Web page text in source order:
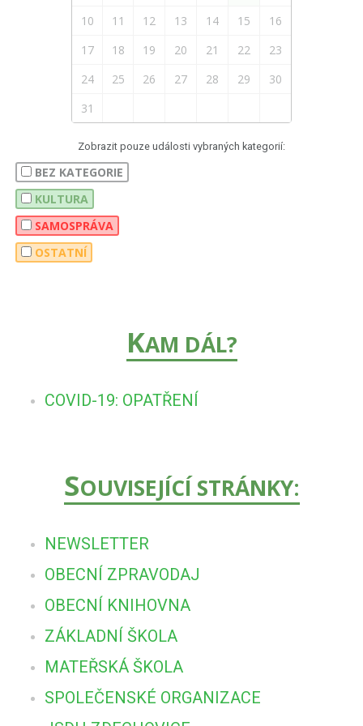
10
11 12 13 14 15
16
17
18 19 20 21 22
23
24
25 26 27 28 29
30
31
Zobrazit pouze události vybraných kategorií:
BEZ KATEGORIE
KULTURA
SAMOSPRÁVA
OSTATNÍ
KAM DÁL?
COVID-19: OPATŘENÍ
SOUVISEJÍCÍ STRÁNKY:
NEWSLETTER
OBECNÍ ZPRAVODAJ
OBECNÍ KNIHOVNA
ZÁKLADNÍ ŠKOLA
MATEŘSKÁ ŠKOLA
SPOLEČENSKÉ ORGANIZACE